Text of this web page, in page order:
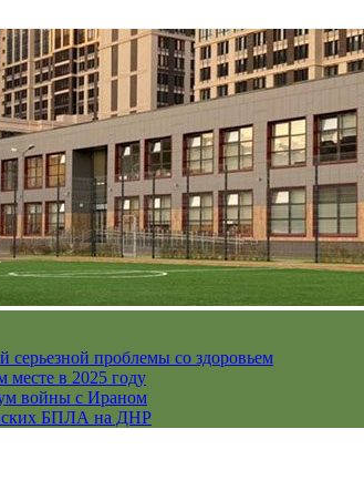
серьезной проблемы со здоровьем
месте в 2025 году
войны с Ираном
БПЛА на ДНР